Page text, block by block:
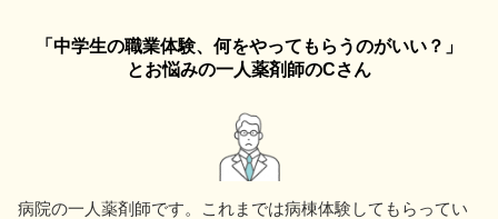
「中学生の職業体験、何をやってもらうのがいい？」
とお悩みの一人薬剤師のCさん
病院の一人薬剤師です。これまでは病棟体験してもらってい